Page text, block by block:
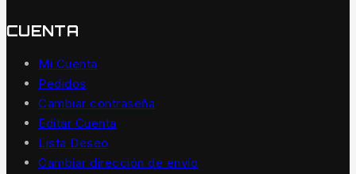
CUENTA
Mi Cuenta
Pedidos
Cambiar contraseña
Editar Cuenta
Lista Deseo
Cambiar dirección de envío